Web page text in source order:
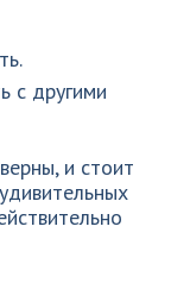
с другими
и стоит